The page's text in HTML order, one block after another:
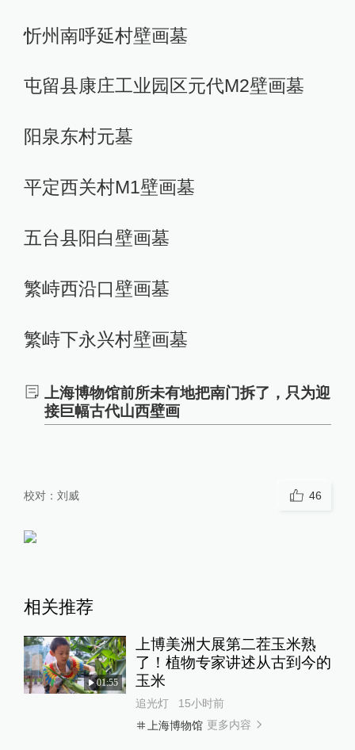
忻州南呼延村壁画墓
屯留县康庄工业园区元代M2壁画墓
阳泉东村元墓
平定西关村M1壁画墓
五台县阳白壁画墓
繁峙西沿口壁画墓
繁峙下永兴村壁画墓
上海博物馆前所未有地把南门拆了，只为迎
接巨幅古代山西壁画
校对： 刘威 46
相关推荐
01:55
上博美洲大展第二茬玉米熟
了！植物专家讲述从古到今的
玉米
追光灯
15小时前
上海博物馆 更多内容